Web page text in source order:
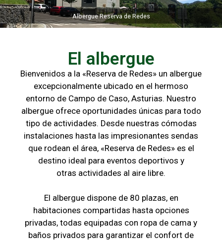
Albergue Reserva de Redes
El albergue
Bienvenidos a la «Reserva de Redes» un albergue
excepcionalmente ubicado en el hermoso
entorno de Campo de Caso, Asturias. Nuestro
albergue ofrece oportunidades únicas para todo
tipo de actividades. Desde nuestras cómodas
instalaciones hasta las impresionantes sendas
que rodean el área, «Reserva de Redes» es el
destino ideal para eventos deportivos y
otras actividades al aire libre.
El albergue dispone de 80 plazas, en
habitaciones compartidas hasta opciones
privadas, todas equipadas con ropa de cama y
baños privados para garantizar el confort de